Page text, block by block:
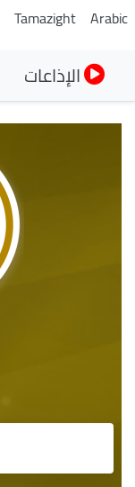
Arabic
Tamazight
الإذاعات